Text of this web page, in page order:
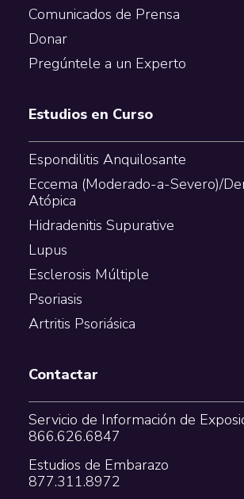
Comunicados de Prensa
Donar
Pregúntele a un Experto
Estudios en Curso
Espondilitis Anquilosante
Eccema (Moderado-a-Severo)/
Atópica
Hidradenitis Supurative
Lupus
Esclerosis Múltiple
Psoriasis
Artritis Psoriásica
Contactar
Servicio de Información de
866.626.6847
Estudios de Embarazo
877.311.8972